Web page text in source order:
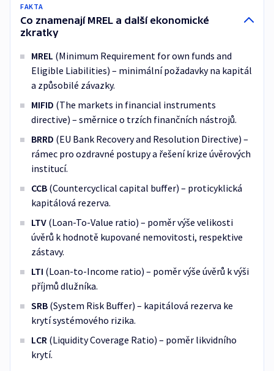
FAKTA
Co znamenají MREL a další ekonomické
zkratky
MREL (Minimum Requirement for own funds and
Eligible Liabilities) – minimální požadavky na kapitál
a způsobilé závazky.
MIFID (The markets in financial instruments
directive) – směrnice o trzích finančních nástrojů.
BRRD (EU Bank Recovery and Resolution Directive) –
rámec pro ozdravné postupy a řešení krize úvěrových
institucí.
CCB (Countercyclical capital buffer) – proticyklická
kapitálová rezerva.
LTV (Loan-To-Value ratio) – poměr výše velikosti
úvěrů k hodnotě kupované nemovitosti, respektive
zástavy.
LTI (Loan-to-Income ratio) – poměr výše úvěrů k výši
příjmů dlužníka.
SRB (System Risk Buffer) – kapitálová rezerva ke
krytí systémového rizika.
LCR (Liquidity Coverage Ratio) – poměr likvidního
krytí.